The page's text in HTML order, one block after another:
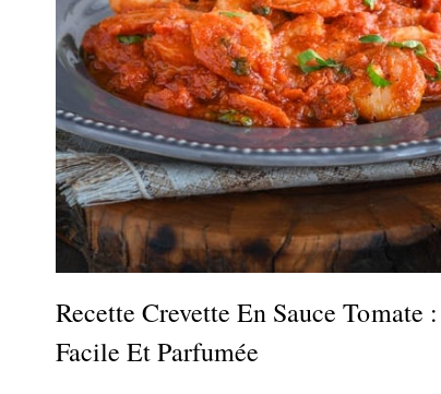
Recette Crevette En Sauce Tomate :
Facile Et Parfumée